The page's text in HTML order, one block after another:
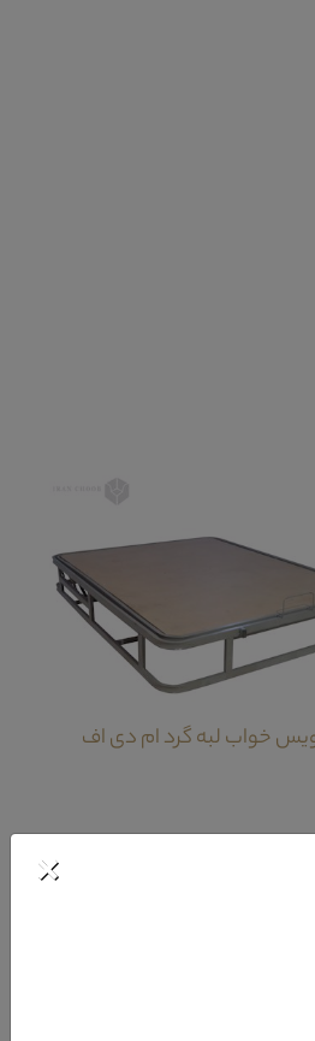
خواب لبه گرد ام دی اف
محصول به شمار می آید.تعبیه دو طبقه
×